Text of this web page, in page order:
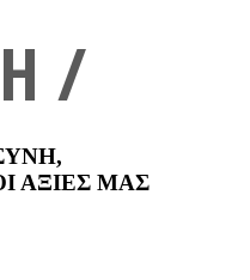
/
ΑΞΙΕΣ ΜΑΣ